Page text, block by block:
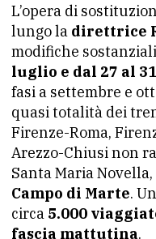
L’opera di
lungo la direttrice
modifiche
luglio e dal 27 al
fasi a settembre e
quasi totalità dei
Firenze-Roma,
Arezzo-Chiusi non
Santa Maria Novella,
Campo di Marte.
circa 5.000
fascia mattutina.